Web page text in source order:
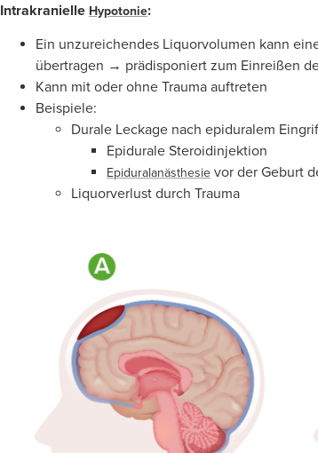
Intrakranielle Hypotonie:
Ein unzureichendes Liquorvolumen kann
übertragen → prädisponiert zum Einreißen
Kann mit oder ohne Trauma auftreten
Beispiele:
Durale Leckage nach epiduralem
Epidurale Steroidinjektion
Epiduralanästhesie vor der Geburt
Liquorverlust durch Trauma